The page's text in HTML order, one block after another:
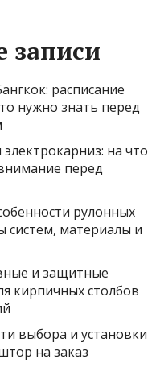
записи
расписание
нужно знать перед
на что
перед
рулонных
систем, материалы и
и защитные
кирпичных столбов
выбора и установки
на заказ